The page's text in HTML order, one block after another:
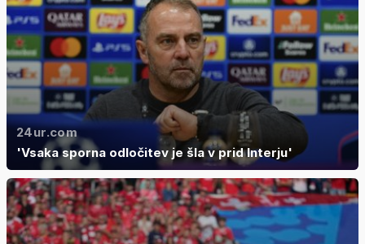
24ur.com
'Vsaka sporna odločitev je šla v prid Interju'